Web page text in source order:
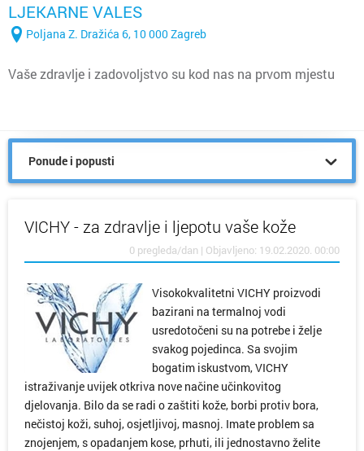
LJEKARNE VALES
Poljana Z. Dražića 6, 10 000 Zagreb
Vaše zdravlje i zadovoljstvo su kod nas na prvom mjestu
Ponude i popusti
VICHY - za zdravlje i ljepotu vaše kože
0 pregleda/dan | Objavljeno: 19.02.2020. 00:00
Visokokvalitetni VICHY proizvodi
bazirani na termalnoj vodi
usredotočeni su na potrebe i želje
svakog pojedinca. Sa svojim
bogatim iskustvom, VICHY
istraživanje uvijek otkriva nove načine učinkovitog
djelovanja. Bilo da se radi o zaštiti kože, borbi protiv bora,
nečistoj koži, suhoj, osjetljivoj, masnoj. Imate problem sa
znojenjem, s opadanjem kose, prhuti, ili jednostavno želite